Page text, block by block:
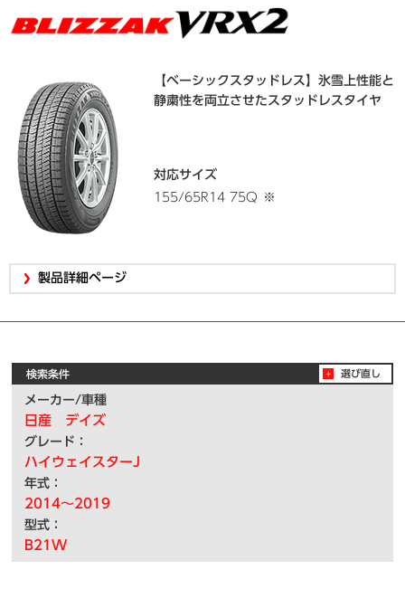
【ベーシックスタッドレス】氷雪上性能と
静粛性を両立させたスタッドレスタイヤ
対応サイズ
155/65R14 75Q
※
製品詳細ページ
検索条件
メーカー/車種
日産 デイズ
グレード：
ハイウェイスターJ
年式：
2014～2019
型式：
B21W
選び直し